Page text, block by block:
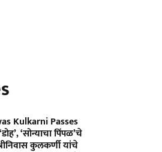
Kulkarni Passes
‘सोन्याचा पिंपळ’चे
कुलकर्णी यांचे